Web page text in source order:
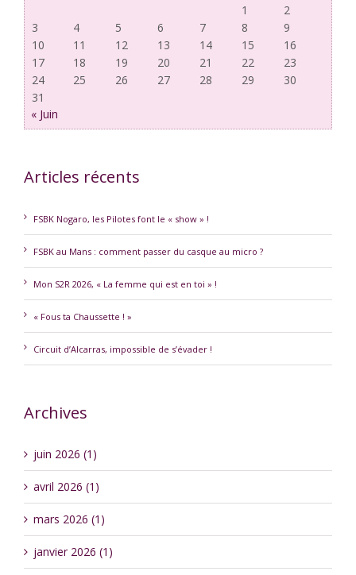
1
2
3
4 5 6 7 8
9
10
11 12 13 14 15
16
17
18 19 20 21 22
23
24
25 26 27 28 29
30
31
« Juin
Articles récents
FSBK Nogaro, les Pilotes font le « show » !
FSBK au Mans : comment passer du casque au micro ?
Mon S2R 2026, « La femme qui est en toi » !
« Fous ta Chaussette ! »
Circuit d’Alcarras, impossible de s’évader !
Archives
juin 2026 (1)
avril 2026 (1)
mars 2026 (1)
janvier 2026 (1)